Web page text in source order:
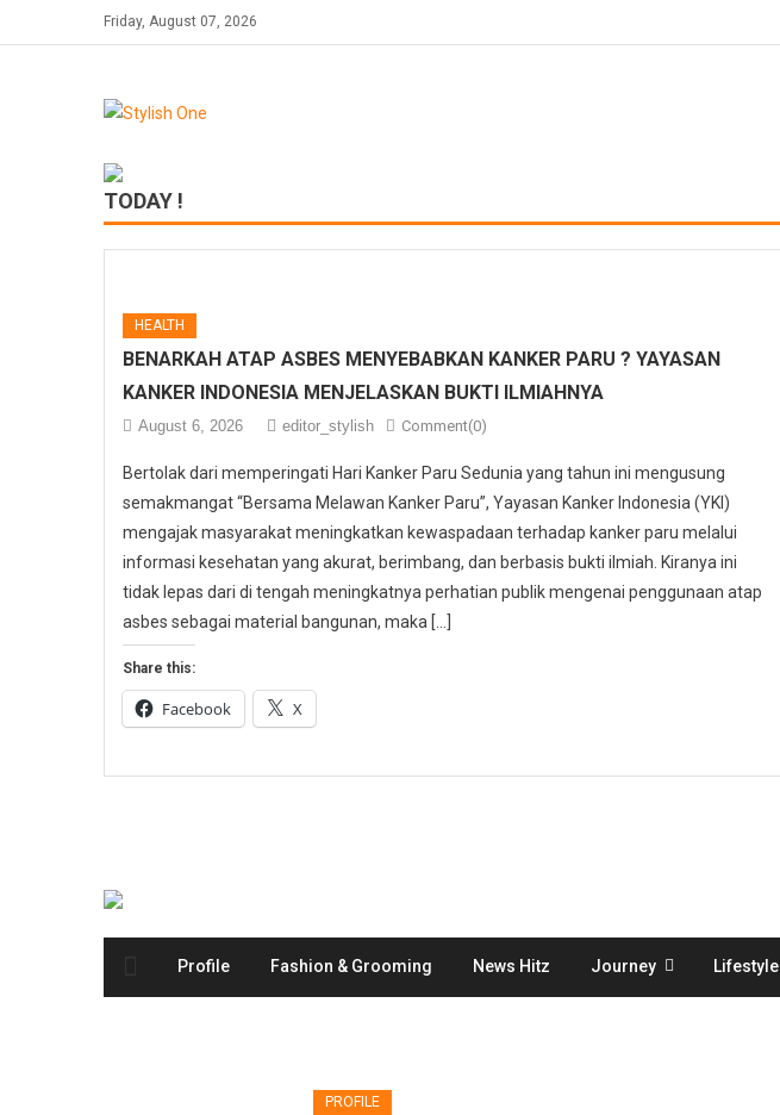
to
Friday, August 07, 2026
TODAY !
HEALTH
BENARKAH ATAP ASBES MENYEBABKAN KANKER PARU ? YAYASAN
KANKER INDONESIA MENJELASKAN BUKTI ILMIAHNYA
August 6, 2026 editor_stylish Comment(0)
Bertolak dari memperingati Hari Kanker Paru Sedunia yang tahun ini mengusung
semakmangat “Bersama Melawan Kanker Paru”, Yayasan Kanker Indonesia (YKI)
mengajak masyarakat meningkatkan kewaspadaan terhadap kanker paru melalui
informasi kesehatan yang akurat, berimbang, dan berbasis bukti ilmiah. Kiranya ini
tidak lepas dari di tengah meningkatnya perhatian publik mengenai penggunaan atap
asbes sebagai material bangunan, maka […]
Share this:
Facebook X
Profile Fashion & Grooming News Hitz Journey Lifestyle
PROFILE